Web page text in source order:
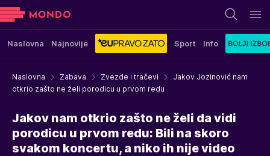
Naslovna Najnovije Sport Info
Naslovna Zabava Zvezde i tračevi
Jakov Jozinović nam
otkrio zašto ne želi porodicu u prvom redu
Jakov nam otkrio zašto ne želi da vidi
porodicu u prvom redu: Bili na skoro
svakom koncertu, a niko ih nije video